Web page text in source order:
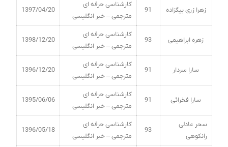
زهرا زری بیگزاده 91
کارشناسی حرفه ای
مترجمی – خبر انگلیسی
1397/04/20
زهره ابراهیمی 93
کارشناسی حرفه ای
مترجمی – خبر انگلیسی
1398/12/20
سارا سردار 91
کارشناسی حرفه ای
مترجمی – خبر انگلیسی
1396/12/20
سارا فخرائی 91
کارشناسی حرفه ای
مترجمی – خبر انگلیسی
1395/06/06
سحر عادلی
رانکوهی
93
کارشناسی حرفه ای
مترجمی – خبر انگلیسی
1396/05/18